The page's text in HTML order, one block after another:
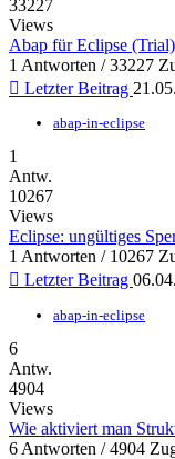
33227
Views
Abap für Eclipse (Trial)
1 Antworten / 33227
Letzter Beitrag
abap-in-eclipse
1
Antw.
10267
Views
Eclipse: ungültiges
1 Antworten / 10267
Letzter Beitrag
abap-in-eclipse
6
Antw.
4904
Views
Wie aktiviert man
6 Antworten / 4904